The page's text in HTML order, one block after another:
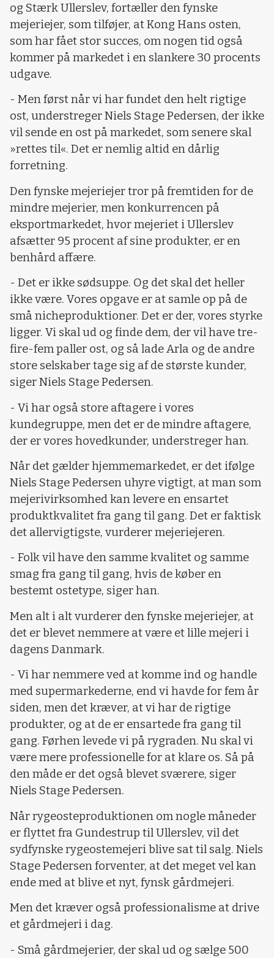
og Stærk Ullerslev, fortæller den fynske
mejeriejer, som tilføjer, at Kong Hans osten,
som har fået stor succes, om nogen tid også
kommer på markedet i en slankere 30 procents
udgave.
- Men først når vi har fundet den helt rigtige
ost, understreger Niels Stage Pedersen, der ikke
vil sende en ost på markedet, som senere skal
»rettes til«. Det er nemlig altid en dårlig
forretning.
Den fynske mejeriejer tror på fremtiden for de
mindre mejerier, men konkurrencen på
eksportmarkedet, hvor mejeriet i Ullerslev
afsætter 95 procent af sine produkter, er en
benhård affære.
- Det er ikke sødsuppe. Og det skal det heller
ikke være. Vores opgave er at samle op på de
små nicheproduktioner. Det er der, vores styrke
ligger. Vi skal ud og finde dem, der vil have tre-
fire-fem paller ost, og så lade Arla og de andre
store selskaber tage sig af de største kunder,
siger Niels Stage Pedersen.
- Vi har også store aftagere i vores
kundegruppe, men det er de mindre aftagere,
der er vores hovedkunder, understreger han.
Når det gælder hjemmemarkedet, er det ifølge
Niels Stage Pedersen uhyre vigtigt, at man som
mejerivirksomhed kan levere en ensartet
produktkvalitet fra gang til gang. Det er faktisk
det allervigtigste, vurderer mejeriejeren.
- Folk vil have den samme kvalitet og samme
smag fra gang til gang, hvis de køber en
bestemt ostetype, siger han.
Men alt i alt vurderer den fynske mejeriejer, at
det er blevet nemmere at være et lille mejeri i
dagens Danmark.
- Vi har nemmere ved at komme ind og handle
med supermarkederne, end vi havde for fem år
siden, men det kræver, at vi har de rigtige
produkter, og at de er ensartede fra gang til
gang. Førhen levede vi på rygraden. Nu skal vi
være mere professionelle for at klare os. Så på
den måde er det også blevet sværere, siger
Niels Stage Pedersen.
Når rygeosteproduktionen om nogle måneder
er flyttet fra Gundestrup til Ullerslev, vil det
sydfynske rygeostemejeri blive sat til salg. Niels
Stage Pedersen forventer, at det meget vel kan
ende med at blive et nyt, fynsk gårdmejeri.
Men det kræver også professionalisme at drive
et gårdmejeri i dag.
- Små gårdmejerier, der skal ud og sælge 500